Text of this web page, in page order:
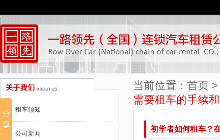
当前位置： 首页
需要租车的手续
初学者如何租车？
租车须知
公司新闻